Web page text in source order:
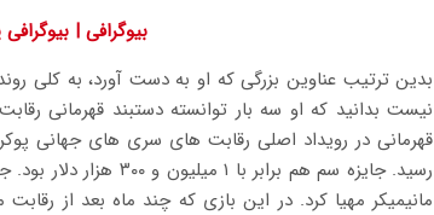
بیوگرافی |
بدین ترتیب عناوین بزرگی که او به دست آورد، به کلی
نیست بدانید که او سه بار توانسته دستبند قهرمانی